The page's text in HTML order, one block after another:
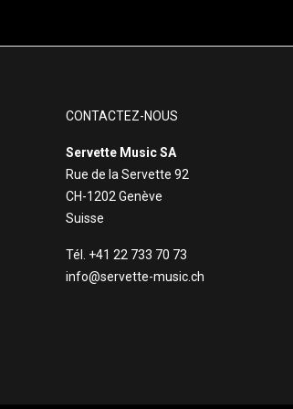
CONTACTEZ-NOUS
Servette Music SA
Rue de la Servette 92
CH-1202 Genève
Suisse
Tél. +41 22 733 70 73
info@servette-music.ch